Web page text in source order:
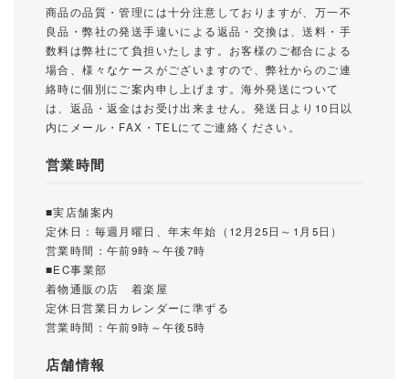
商品の品質・管理には十分注意しておりますが、万一不
良品・弊社の発送手違いによる返品・交換は、送料・手
数料は弊社にて負担いたします。お客様のご都合による
場合、様々なケースがございますので、弊社からのご連
絡時に個別にご案内申し上げます。海外発送について
は、返品・返金はお受け出来ません。発送日より10日以
内にメール・FAX・TELにてご連絡ください。
営業時間
■実店舗案内
定休日：毎週月曜日、年末年始（12月25日～1月5日）
営業時間：午前9時～午後7時
■EC事業部
着物通販の店 着楽屋
定休日営業日カレンダーに準ずる
営業時間：午前9時～午後5時
店舗情報